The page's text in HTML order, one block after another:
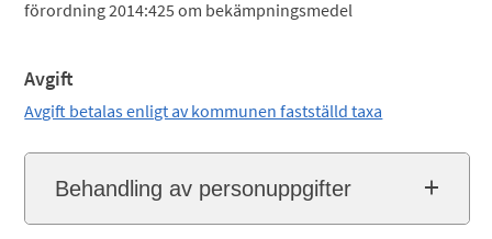
förordning 2014:425 om bekämpningsmedel
Avgift
Avgift betalas enligt av kommunen fastställd taxa
Behandling av personuppgifter